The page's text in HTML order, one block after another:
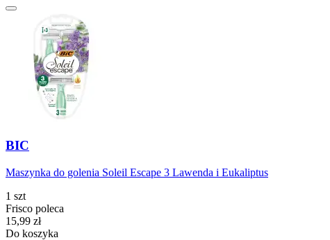
BIC
Maszynka do golenia Soleil Escape 3 Lawenda i Eukaliptus
1 szt
Frisco poleca
Cena
15,99 zł
Do koszyka